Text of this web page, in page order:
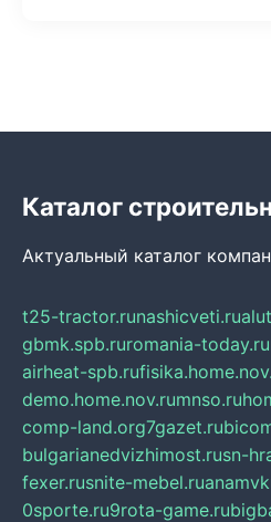
Каталог
Актуальный каталог
t25-tractor.runashicveti.ru
gbmk.spb.ruromania-today.ru
airheat-spb.ru
demo.home.nov.rumnso.ru
comp-land.org7gazet.ru
bulgarianedvizhimost.rusn-
fexer.rusnite-mebel.ru
0sporte.ru9rota-game.ru